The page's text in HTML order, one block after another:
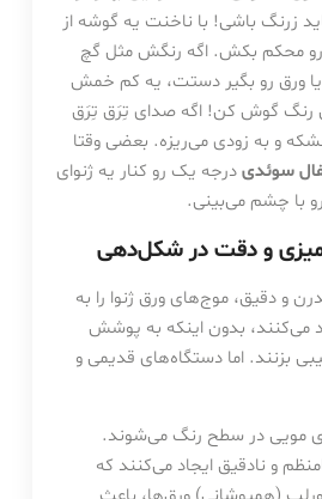
زرنگ باشی! با ناخنت یه گوشه از
محکم بکش. اگه رنگش مثل گچ
ورق رو بگیر دستت، یه کم خمش
گوش کن! اگه صدای تِرَق تِرَق
و به زودی می‌ریزه. بعضی وقتا
سوئدیدرجه یک رو کنار یه ژنوای
با چشم می‌بینی.
و دقیق، موج‌های ورق ژنوا را به
می‌کنند، بدون اینکه به پوشش
بزنند. اما دستگاه‌های قدیمی و
مویی در سطح رنگ می‌شوند.
و نادقیق ایجاد می‌کنند که